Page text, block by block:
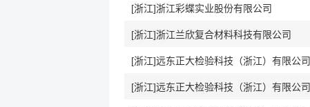
[浙江]浙江彩蝶实业股份有限公司
[浙江]浙江兰欣复合材料科技有限公司
[浙江]远东正大检验科技（浙江）有限公司
[浙江]远东正大检验科技（浙江）有限公司